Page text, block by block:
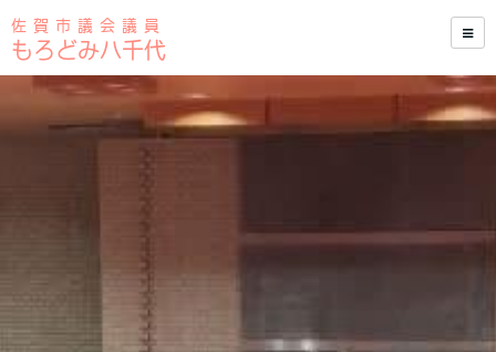
佐 賀 市 議 会 議 員
もろどみ八千代